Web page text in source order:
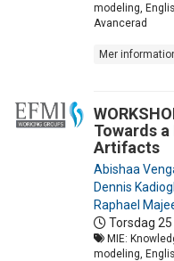
modeling,
Avancerad
Mer
Towards
Artifacts
Abishaa
Dennis
Raphael
Torsdag
MIE:
modeling,